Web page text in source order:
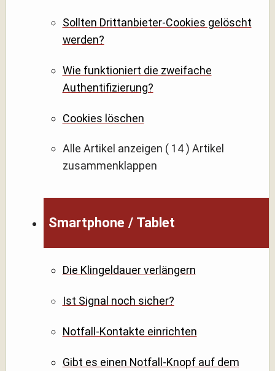
Sollten Drittanbieter-Cookies gelöscht
werden?
Wie funktioniert die zweifache
Authentifizierung?
Cookies löschen
Alle Artikel anzeigen ( 14 ) Artikel
zusammenklappen
Smartphone / Tablet
Die Klingeldauer verlängern
Ist Signal noch sicher?
Notfall-Kontakte einrichten
Gibt es einen Notfall-Knopf auf dem